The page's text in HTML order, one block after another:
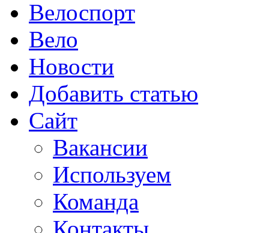
Велоспорт
Вело
Новости
Добавить статью
Сайт
Вакансии
Используем
Команда